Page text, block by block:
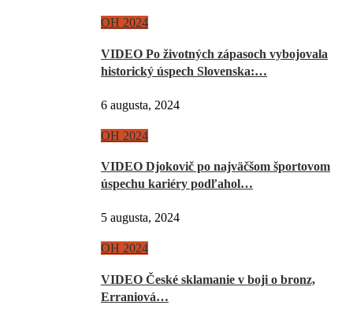
OH 2024
VIDEO Po životných zápasoch vybojovala
historický úspech Slovenska:…
6 augusta, 2024
OH 2024
VIDEO Djokovič po najväčšom športovom
úspechu kariéry podľahol…
5 augusta, 2024
OH 2024
VIDEO České sklamanie v boji o bronz,
Erraniová…